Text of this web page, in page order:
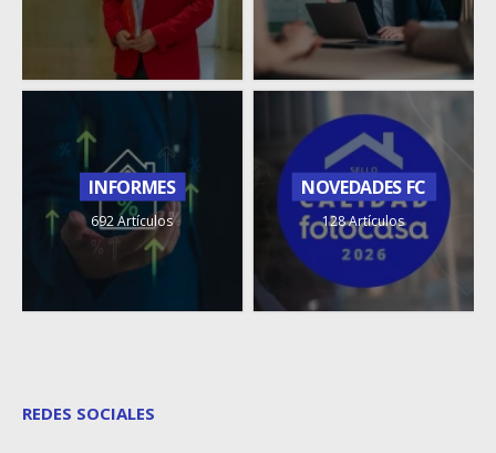
INFORMES
692 Artículos
NOVEDADES FC
128 Artículos
REDES SOCIALES